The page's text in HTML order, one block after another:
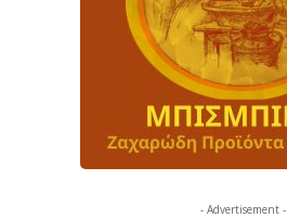
- Advertisement -